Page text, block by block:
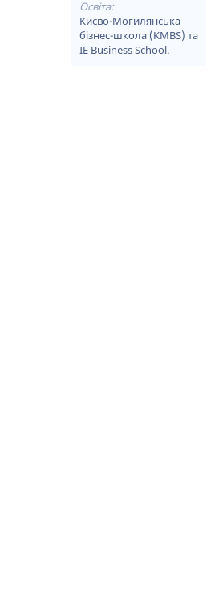
Освіта:
Києво-Могилянська
бізнес-школа (KMBS) та
IE Business School.